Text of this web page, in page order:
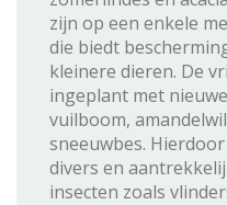
zijn op een enkele
die biedt
kleinere dieren. De
ingeplant met
vuilboom,
sneeuwbes.
divers en
insecten zoals